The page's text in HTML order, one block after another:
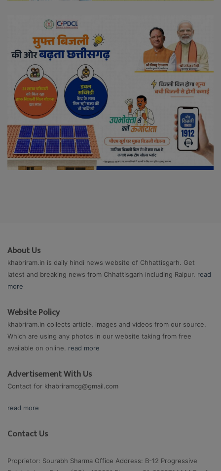
About Us
khabriram.in is daily hindi news website of Chhattisgarh. Get
latest and breaking news from Chhattisgarh including Raipur. read
more
Website Policy
khabriram.in collects article, images and videos from our source.
Which are using any photos in our website taking from free
available on online. read more
Advertisement With Us
Contact for khabriramcg@gmail.com
read more
Contact Us
Proprietor: Sourabh Sharma Office Address: B-12 Progressive